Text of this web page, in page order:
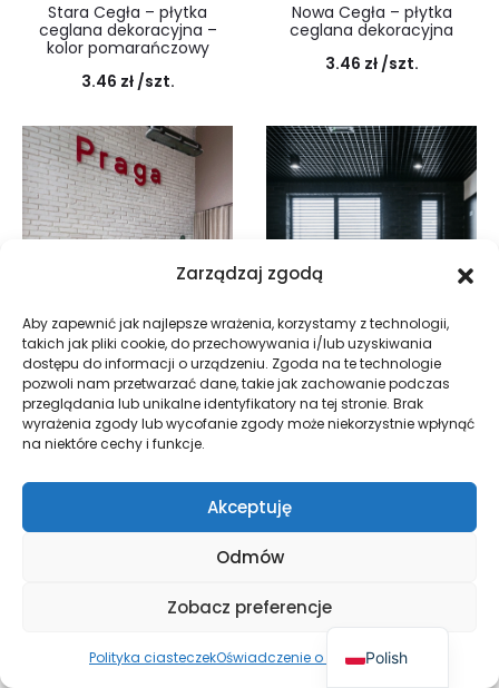
Zarządzaj zgodą
Aby zapewnić jak najlepsze wrażenia, korzystamy z technologii,
takich jak pliki cookie, do przechowywania i/lub uzyskiwania
dostępu do informacji o urządzeniu. Zgoda na te technologie
pozwoli nam przetwarzać dane, takie jak zachowanie podczas
przeglądania lub unikalne identyfikatory na tej stronie. Brak
wyrażenia zgody lub wycofanie zgody może niekorzystnie wpłynąć
na niektóre cechy i funkcje.
Akceptuję
Odmów
Zobacz preferencje
Polityka ciasteczekOświadczenie o prywatności
Stara Cegła – płytka
ceglana dekoracyjna –
kolor pomarańczowy
3.46 zł /szt.
Nowa Cegła – płytka
ceglana dekoracyjna
3.46 zł /szt.
Stara Cegła – płytka
ceglana dekoracyjna –
kolor biel skalna
3.46zł/szt.
Nowa Cegła – płytka
ceglana dekoracyjna –
3.46zł/szt.
Polish